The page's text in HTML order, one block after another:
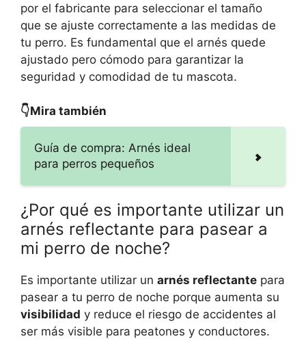
por el fabricante para seleccionar el tamaño
que se ajuste correctamente a las medidas de
tu perro. Es fundamental que el arnés quede
ajustado pero cómodo para garantizar la
seguridad y comodidad de tu mascota.
👇Mira también
Guía de compra: Arnés ideal
para perros pequeños
¿Por qué es importante utilizar un
arnés reflectante para pasear a
mi perro de noche?
Es importante utilizar un arnés reflectante para
pasear a tu perro de noche porque aumenta su
visibilidad y reduce el riesgo de accidentes al
ser más visible para peatones y conductores.